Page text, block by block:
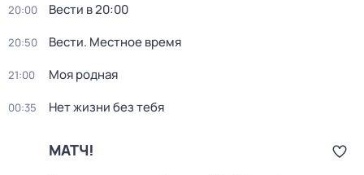
20:00 Вести в 20:00
20:50 Вести. Местное время
21:00 Моя родная
00:35 Нет жизни без тебя
МАТЧ!